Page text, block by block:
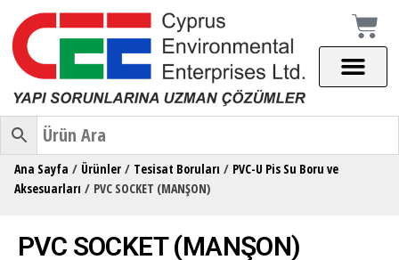
Ana Sayfa / Ürünler / Tesisat Boruları / PVC-U Pis Su Boru ve
Aksesuarları / PVC SOCKET (MANŞON)
PVC SOCKET (MANŞON)